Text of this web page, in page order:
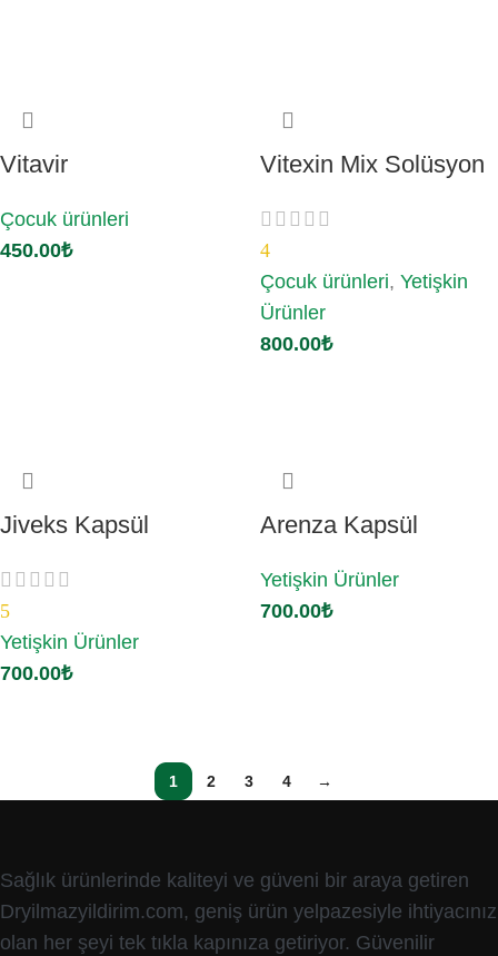
Vitavir
Çocuk ürünleri
450.00₺
Vitexin Mix Solüsyon
4
Çocuk ürünleri, Yetişkin
Ürünler
800.00₺
Jiveks Kapsül
5
Yetişkin Ürünler
700.00₺
Arenza Kapsül
Yetişkin Ürünler
700.00₺
1 2 3 4 →
Sağlık ürünlerinde kaliteyi ve güveni bir araya getiren
Dryilmazyildirim.com, geniş ürün yelpazesiyle ihtiyacınız
olan her şeyi tek tıkla kapınıza getiriyor. Güvenilir